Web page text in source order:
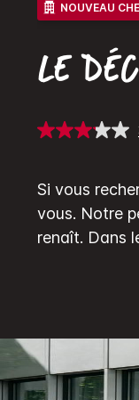
NOUVEAU
LE
Si vous
vous. Notre
renaît. Dans